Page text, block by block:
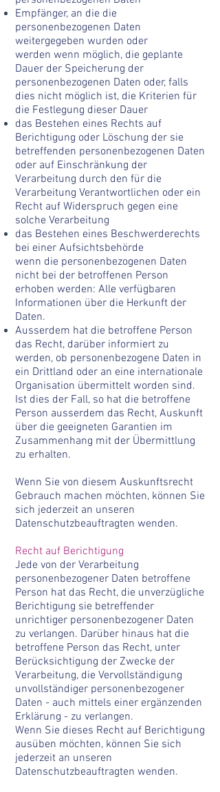
Empfänger, an die die
personenbezogenen Daten
weitergegeben wurden oder
werden wenn möglich, die geplante
Dauer der Speicherung der
personenbezogenen Daten oder, falls
dies nicht möglich ist, die Kriterien für
die Festlegung dieser Dauer
das Bestehen eines Rechts auf
Berichtigung oder Löschung der sie
betreffenden personenbezogenen Daten
oder auf Einschränkung der
Verarbeitung durch den für die
Verarbeitung Verantwortlichen oder ein
Recht auf Widerspruch gegen eine
solche Verarbeitung
das Bestehen eines Beschwerderechts
bei einer Aufsichtsbehörde
wenn die personenbezogenen Daten
nicht bei der betroffenen Person
erhoben werden: Alle verfügbaren
Informationen über die Herkunft der
Daten.
Ausserdem hat die betroffene Person
das Recht, darüber informiert zu
werden, ob personenbezogene Daten in
ein Drittland oder an eine internationale
Organisation übermittelt worden sind.
Ist dies der Fall, so hat die betroffene
Person ausserdem das Recht, Auskunft
über die geeigneten Garantien im
Zusammenhang mit der Übermittlung
zu erhalten.
Wenn Sie von diesem Auskunftsrecht
Gebrauch machen möchten, können Sie
sich jederzeit an unseren
Datenschutzbeauftragten wenden.
Recht auf Berichtigung
Jede von der Verarbeitung
personenbezogener Daten betroffene
Person hat das Recht, die unverzügliche
Berichtigung sie betreffender
unrichtiger personenbezogener Daten
zu verlangen. Darüber hinaus hat die
betroffene Person das Recht, unter
Berücksichtigung der Zwecke der
Verarbeitung, die Vervollständigung
unvollständiger personenbezogener
Daten - auch mittels einer ergänzenden
Erklärung - zu verlangen.
Wenn Sie dieses Recht auf Berichtigung
ausüben möchten, können Sie sich
jederzeit an unseren
Datenschutzbeauftragten wenden.